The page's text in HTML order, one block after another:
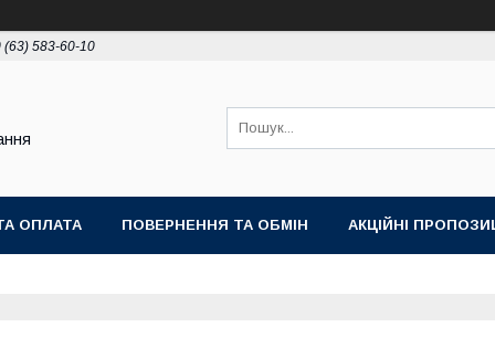
(63) 583-60-10
ОПЛАТА ПОВЕРНЕННЯ ТА ОБМІН АКЦІЙНІ